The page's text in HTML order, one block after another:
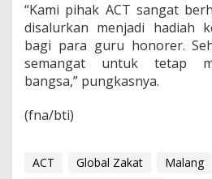
“Kami pihak ACT sangat
disalurkan menjadi hadiah
bagi para guru honorer.
semangat untuk tetap
bangsa,” pungkasnya.
(fna/bti)
ACT Global Zakat Malang